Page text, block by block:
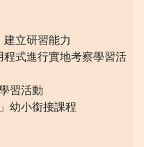
建立研習能力
程式進行實地考察學習活
習活動
幼小銜接課程